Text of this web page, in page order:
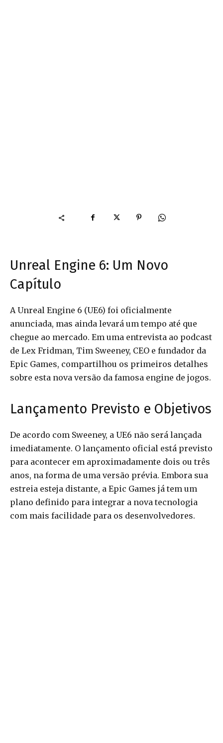
Unreal Engine 6: Um Novo
Capítulo
A Unreal Engine 6 (UE6) foi oficialmente
anunciada, mas ainda levará um tempo até que
chegue ao mercado. Em uma entrevista ao podcast
de Lex Fridman, Tim Sweeney, CEO e fundador da
Epic Games, compartilhou os primeiros detalhes
sobre esta nova versão da famosa engine de jogos.
Lançamento Previsto e Objetivos
De acordo com Sweeney, a UE6 não será lançada
imediatamente. O lançamento oficial está previsto
para acontecer em aproximadamente dois ou três
anos, na forma de uma versão prévia. Embora sua
estreia esteja distante, a Epic Games já tem um
plano definido para integrar a nova tecnologia
com mais facilidade para os desenvolvedores.